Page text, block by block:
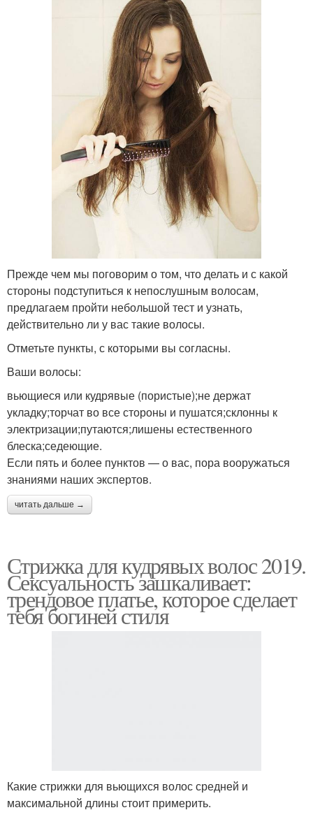
Прежде чем мы поговорим о том, что делать и с какой
стороны подступиться к непослушным волосам,
предлагаем пройти небольшой тест и узнать,
действительно ли у вас такие волосы.
Отметьте пункты, с которыми вы согласны.
Ваши волосы:
вьющиеся или кудрявые (пористые);не держат
укладку;торчат во все стороны и пушатся;склонны к
электризации;путаются;лишены естественного
блеска;седеющие.
Если пять и более пунктов — о вас, пора вооружаться
знаниями наших экспертов.
читать дальше →
Стрижка для кудрявых волос 2019.
Сексуальность зашкаливает:
трендовое платье, которое сделает
тебя богиней стиля
Какие стрижки для вьющихся волос средней и
максимальной длины стоит примерить.